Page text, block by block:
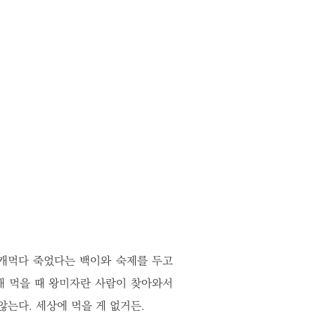
먹다 죽었다는 백이와 숙제를 두고
먹을 때 왕미자란 사람이 찾아와서
는다. 세상에 먹을 게 없거든.